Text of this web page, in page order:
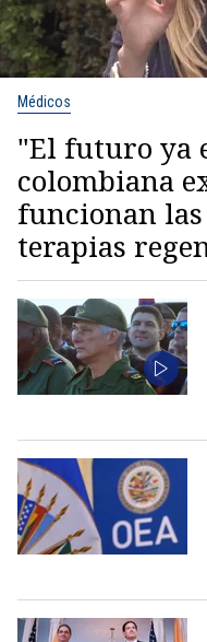
Médicos
"El futuro ya
colombiana
funcionan
terapias